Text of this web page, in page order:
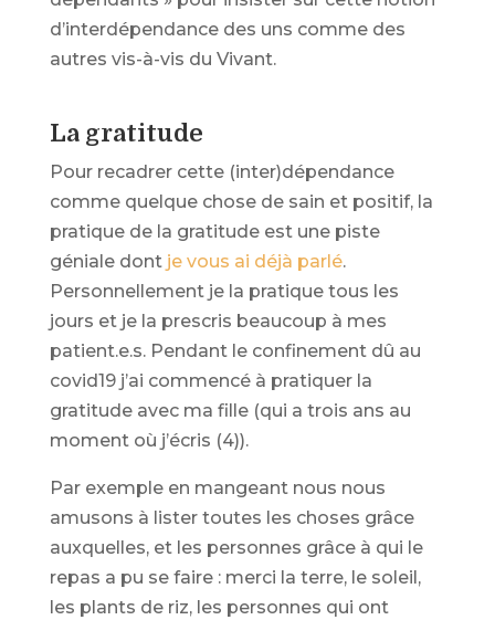
d’interdépendance des uns comme des
autres vis-à-vis du Vivant.
La gratitude
Pour recadrer cette (inter)dépendance
comme quelque chose de sain et positif, la
pratique de la gratitude est une piste
géniale dont je vous ai déjà parlé.
Personnellement je la pratique tous les
jours et je la prescris beaucoup à mes
patient.e.s. Pendant le confinement dû au
covid19 j’ai commencé à pratiquer la
gratitude avec ma fille (qui a trois ans au
moment où j’écris (4)).
Par exemple en mangeant nous nous
amusons à lister toutes les choses grâce
auxquelles, et les personnes grâce à qui le
repas a pu se faire : merci la terre, le soleil,
les plants de riz, les personnes qui ont